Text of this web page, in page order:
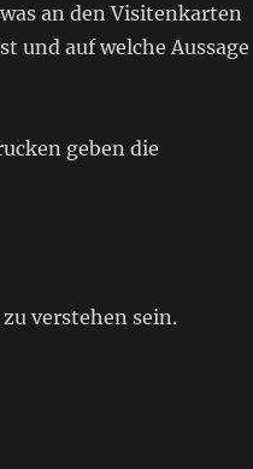
an den Visitenkarten
und auf welche Aussage
geben die
verstehen sein.